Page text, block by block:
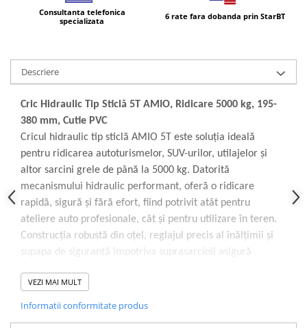
Tractoare
Lampi gabarit auto si remorci
remorci
Lampi interior, Plafoniere
Lampi LED auto dedicate
Lampi numar Inmatriculare
Lampi Stop, Semnalizare & Triple
Lampi Fata cu Bec & Semnalizare
Lampi Fata LED & Semnalizare
Lampi Spate cu Bec & Triple
Seturi Lampi Spate Triple
Lumini de Zi, DRL
Consultanta telefonica
specializata
6 rate fara dobanda prin StarBT
Descriere
Cric Hidraulic Tip Sticlă 5T AMIO, Ridicare 5000 kg, 195-
380 mm, Cutie PVC
Cricul hidraulic tip sticlă AMIO 5T este soluția ideală
pentru ridicarea autoturismelor, SUV-urilor, utilajelor și
altor sarcini grele de până la 5000 kg. Datorită
mecanismului hidraulic performant, oferă o ridicare
rapidă, sigură și fără efort, fiind potrivit atât pentru
ateliere auto profesionale, cât și pentru utilizare în teren.
Construcția robustă din oțel, reglajul precis al înălțimii și
supapa de siguranță împotriva suprasarcinii asigură
și cutia rezistentă din PVC facilitează transportul și
depozitarea.
VEZI MAI MULT
Informatii conformitate produs